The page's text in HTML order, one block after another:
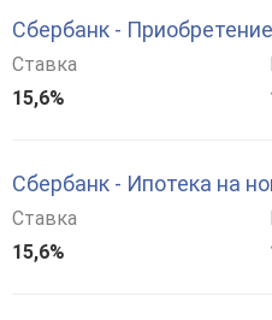
Сбербанк -
Ставка
15,6%
Сбербанк - Ипотека на
Ставка
15,6%